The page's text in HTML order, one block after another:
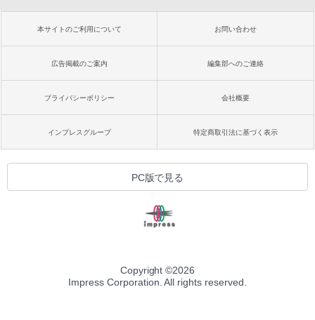
本サイトのご利用について お問い合わせ
広告掲載のご案内 編集部へのご連絡
プライバシーポリシー 会社概要
インプレスグループ 特定商取引法に基づく表示
PC版で見る
Copyright ©2026
Impress Corporation. All rights reserved.